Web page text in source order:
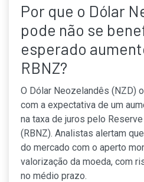
Por que o Dólar
pode não se
esperado
RBNZ?
O Dólar Neozelandês (NZD)
com a expectativa de um
na taxa de juros pelo
(RBNZ). Analistas alertam
do mercado com o aperto
valorização da moeda, com
no médio prazo.